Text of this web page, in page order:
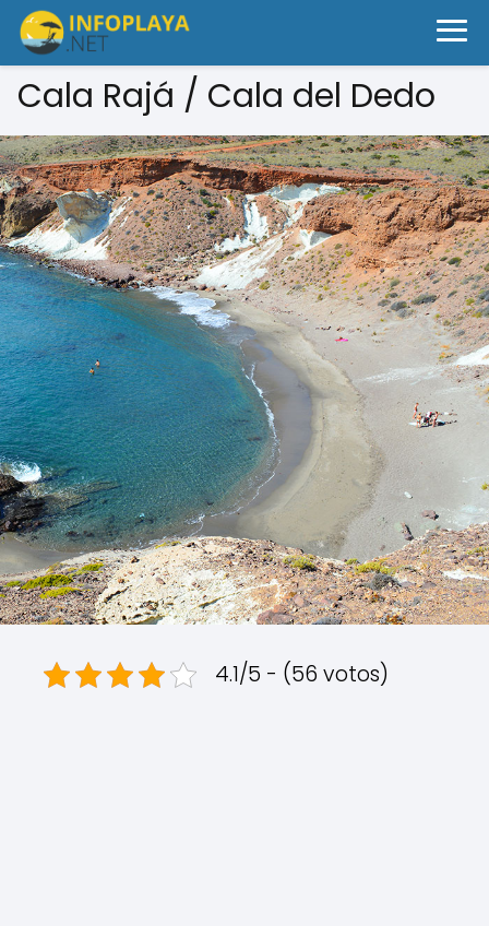
Cala Rajá / Cala del Dedo
4.1/5 - (56 votos)